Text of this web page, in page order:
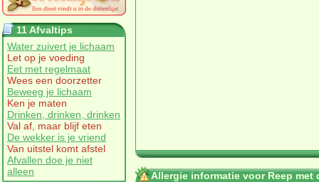
11 Afvaltips
Water zuivert je lichaam
Let op je voeding
Eet met regelmaat
Wees een doorzetter
Beweeg je lichaam
Ken je maten
Drinken, drinken, drinken
Val af, maar blijf eten
De wekker is je vriend
Van uitstel komt afstel
Afvallen doe je niet
alleen
Allergie informatie voor Reep met